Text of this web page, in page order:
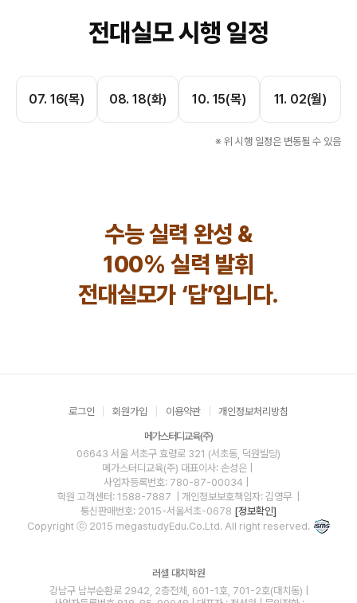
전대실모 시행 일정
07. 16(목) 08. 18(화) 10. 15(목) 11. 02(월)
※ 위 시행 일정은 변동될 수 있음
수능 실력 완성 &
100% 실력 발휘
전대실모가 ‘답’입니다.
로그인 회원가입 이용약관 개인정보처리방침
메가스터디교육(주)
06643 서울 서초구 효령로 321 (서초동, 덕원빌딩)
메가스터디교육(주) 대표이사: 손성은 |
사업자등록번호: 780-87-00034
학원 고객센터: 1588-7887
| 개인정보보호책임자: 김영무
통신판매번호: 2015-서울서초-0678 [정보확인]
Copyright ⓒ 2015 megastudyEdu.Co.Ltd. All right reserved.
러셀 대치학원
강남구 남부순환로 2942, 2층전체, 601-1호, 701-2호(대치동) |